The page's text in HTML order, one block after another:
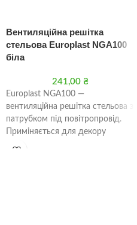
Вентиляційна решітка
стельова Europlast NGA100
біла
241,00 ₴
Europlast NGA100 —
вентиляційна решітка стельова з
патрубком під повітропровід.
Приміняється для декору